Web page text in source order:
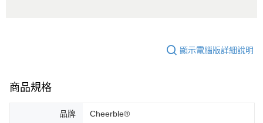
顯示電腦版詳細說明
商品規格
品牌 Cheerble®